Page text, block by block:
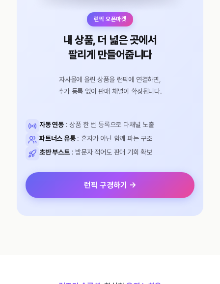
런픽 오픈마켓
내 상품, 더 넓은 곳에서
팔리게 만들어줍니다
자사몰에 올린 상품을 런픽에 연결하면,
추가 등록 없이 판매 채널이 확장됩니다.
자동 연동 : 상품 한 번 등록으로 다채널 노출
파트너스 유통: 혼자가 아닌 함께 파는 구조
초반 부스트: 방문자 적어도 판매 기회 확보
런픽 구경하기 →